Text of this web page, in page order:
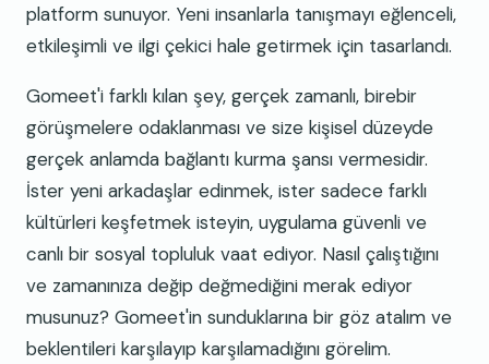
platform sunuyor. Yeni insanlarla tanışmayı eğlenceli,
etkileşimli ve ilgi çekici hale getirmek için tasarlandı.
Gomeet'i farklı kılan şey, gerçek zamanlı, birebir
görüşmelere odaklanması ve size kişisel düzeyde
gerçek anlamda bağlantı kurma şansı vermesidir.
İster yeni arkadaşlar edinmek, ister sadece farklı
kültürleri keşfetmek isteyin, uygulama güvenli ve
canlı bir sosyal topluluk vaat ediyor. Nasıl çalıştığını
ve zamanınıza değip değmediğini merak ediyor
musunuz? Gomeet'in sunduklarına bir göz atalım ve
beklentileri karşılayıp karşılamadığını görelim.